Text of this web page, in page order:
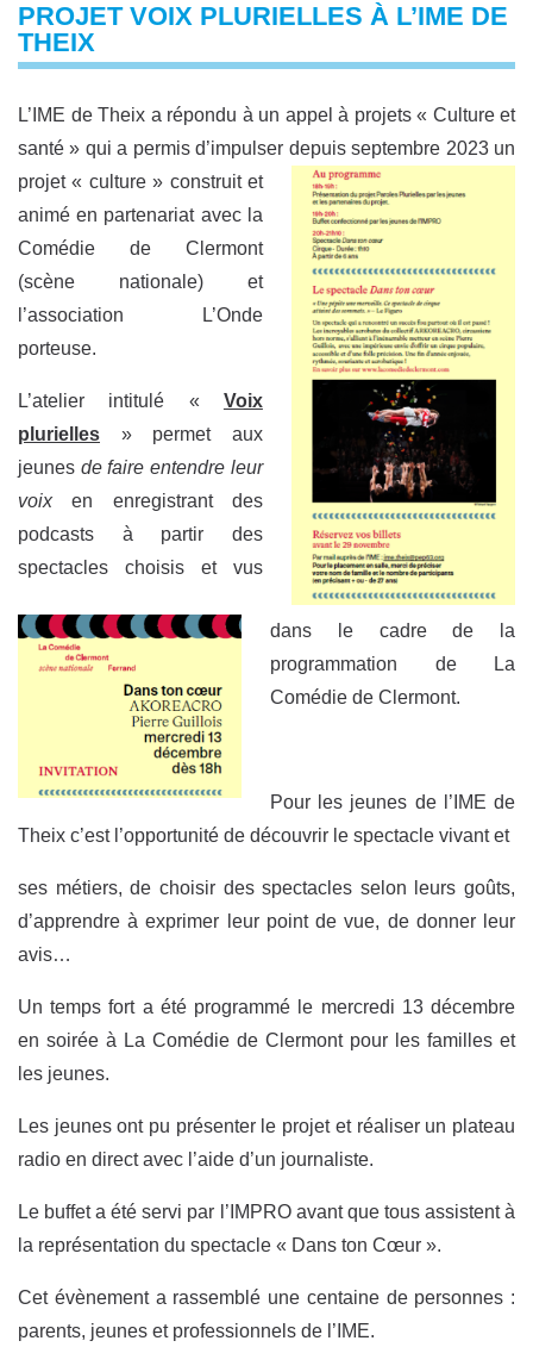
PROJET VOIX PLURIELLES À L’IME DE
THEIX
L’IME de Theix a répondu à un appel à projets « Culture et
santé » qui a permis d’impulser depuis septembre 2023 un
projet « culture » construit et
animé en partenariat avec la
Comédie de Clermont
(scène nationale) et
l’association L’Onde
porteuse.
L’atelier intitulé « Voix
plurielles » permet aux
jeunes de faire entendre leur
voixen enregistrant des
podcasts à partir des
spectacles choisis et vus
dans le cadre de la
programmation de La
Comédie de Clermont.
Pour les jeunes de l’IME de
Theix c’est l’opportunité de découvrir le spectacle vivant et
ses métiers, de choisir des spectacles selon leurs goûts,
d’apprendre à exprimer leur point de vue, de donner leur
avis…
Un temps fort a été programmé le mercredi 13 décembre
en soirée à La Comédie de Clermont pour les familles et
les jeunes.
Les jeunes ont pu présenter le projet et réaliser un plateau
radio en direct avec l’aide d’un journaliste.
Le buffet a été servi par l’IMPRO avant que tous assistent à
la représentation du spectacle « Dans ton Cœur ».
Cet évènement a rassemblé une centaine de personnes :
parents, jeunes et professionnels de l’IME.